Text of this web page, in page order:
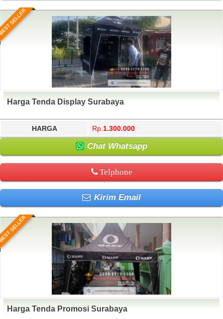
SELLER
Harga Tenda Display Surabaya
HARGA Rp. 1.300.000
Chat Whatsapp
Telphone
Kirim Email
SELLER
Harga Tenda Promosi Surabaya